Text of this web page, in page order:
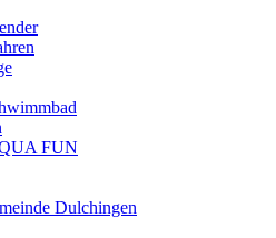
FUN
Dulchingen